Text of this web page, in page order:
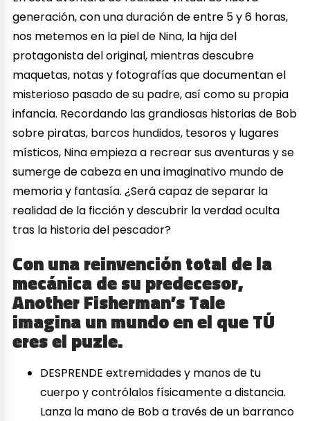
generación, con una duración de entre 5 y 6 horas,
nos metemos en la piel de Nina, la hija del
protagonista del original, mientras descubre
maquetas, notas y fotografías que documentan el
misterioso pasado de su padre, así como su propia
infancia. Recordando las grandiosas historias de Bob
sobre piratas, barcos hundidos, tesoros y lugares
místicos, Nina empieza a recrear sus aventuras y se
sumerge de cabeza en una imaginativo mundo de
memoria y fantasía. ¿Será capaz de separar la
realidad de la ficción y descubrir la verdad oculta
tras la historia del pescador?
Con una reinvención total de la
mecánica de su predecesor,
Another Fisherman’s Tale
imagina un mundo en el que TÚ
eres el puzle.
DESPRENDE extremidades y manos de tu
cuerpo y contrólalos físicamente a distancia.
Lanza la mano de Bob a través de un barranco